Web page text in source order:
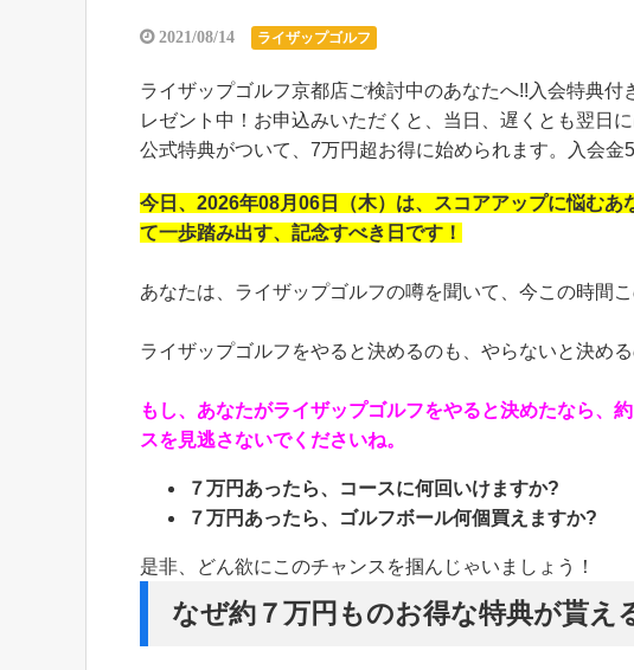
2021/08/14 ライザップゴルフ
ライザップゴルフ京都店ご検討中のあなたへ!!入会特典
レゼント中！お申込みいただくと、当日、遅くとも翌日
公式特典がついて、7万円超お得に始められます。入会金
今日、 2026年08月06日（木） は、スコアアップに悩むあ
て一歩踏み出す、記念すべき日です！
あなたは、ライザップゴルフの噂を聞いて、今この時間
ライザップゴルフをやると決めるのも、やらないと決め
もし、あなたがライザップゴルフをやると決めたなら、
スを見逃さないでくださいね。
７万円あったら、コースに何回いけますか?
７万円あったら、ゴルフボール何個買えますか?
是非、どん欲にこのチャンスを掴んじゃいましょう！
なぜ約７万円ものお得な特典が貰え